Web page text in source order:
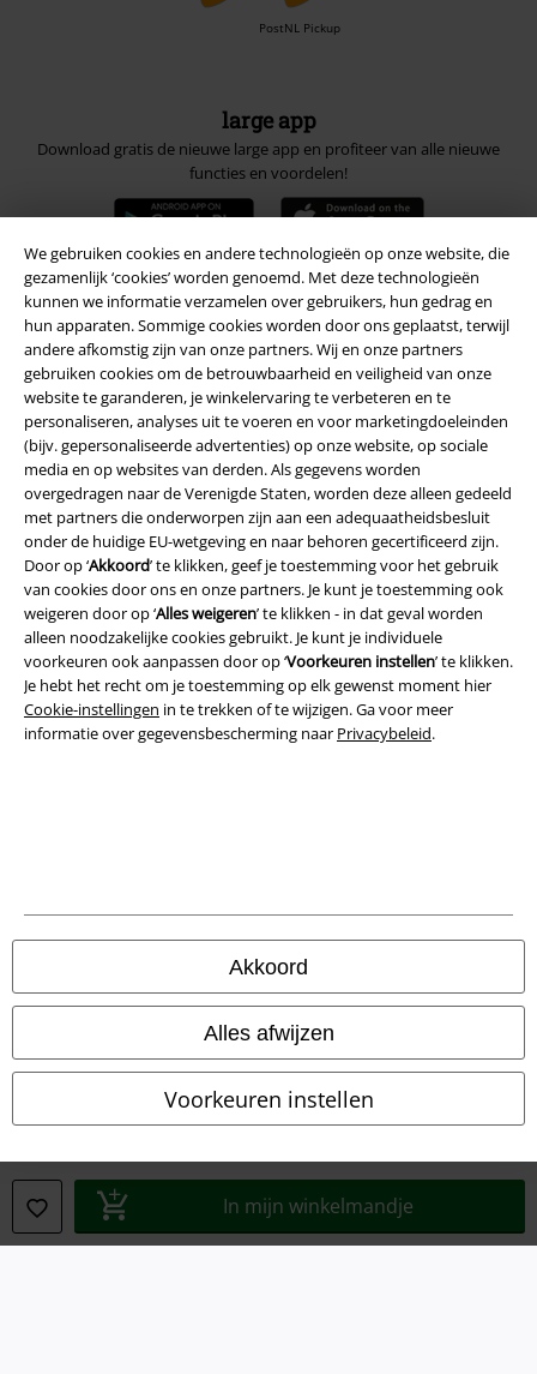
We gebruiken cookies en andere technologieën op onze website, die
gezamenlijk ‘cookies’ worden genoemd. Met deze technologieën
kunnen we informatie verzamelen over gebruikers, hun gedrag en
hun apparaten. Sommige cookies worden door ons geplaatst, terwijl
andere afkomstig zijn van onze partners. Wij en onze partners
gebruiken cookies om de betrouwbaarheid en veiligheid van onze
website te garanderen, je winkelervaring te verbeteren en te
personaliseren, analyses uit te voeren en voor marketingdoeleinden
(bijv. gepersonaliseerde advertenties) op onze website, op sociale
media en op websites van derden. Als gegevens worden
overgedragen naar de Verenigde Staten, worden deze alleen gedeeld
met partners die onderworpen zijn aan een adequaatheidsbesluit
onder de huidige EU-wetgeving en naar behoren gecertificeerd zijn.
Door op ‘Akkoord’ te klikken, geef je toestemming voor het gebruik
van cookies door ons en onze partners. Je kunt je toestemming ook
weigeren door op ‘Alles weigeren’ te klikken - in dat geval worden
alleen noodzakelijke cookies gebruikt. Je kunt je individuele
voorkeuren ook aanpassen door op ‘Voorkeuren instellen’ te klikken.
Je hebt het recht om je toestemming op elk gewenst moment hier
Cookie-instellingen in te trekken of te wijzigen. Ga voor meer
informatie over gegevensbescherming naar Privacybeleid.
Akkoord
Alles afwijzen
Voorkeuren instellen
In mijn winkelmandje
PostNL Pickup
large app
Download gratis de nieuwe large app en profiteer van alle nieuwe
functies en voordelen!
A Warner Music Group Company
Beveiliging
Bedrijfsgegevens
Privacyverklaring
Verklaring van conformiteit
Informatie over toegankelijkheid
Annuleer bestelling